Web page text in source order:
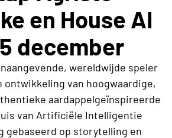
en House AI
december
wereldwijde speler
ontwikkeling van hoogwaardige,
aardappelgeïnspireerde
van Artificiële Intelligentie
gebaseerd op storytelling en